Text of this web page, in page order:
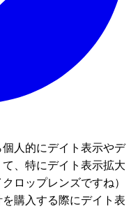
人的にデイト表示やデ
、特にデイト表示拡大
ロップレンズですね）
購入する際にデイト表